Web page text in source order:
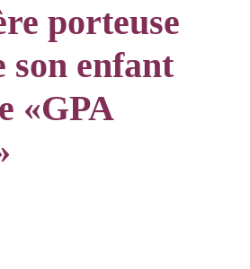
porteuse
son enfant
«GPA